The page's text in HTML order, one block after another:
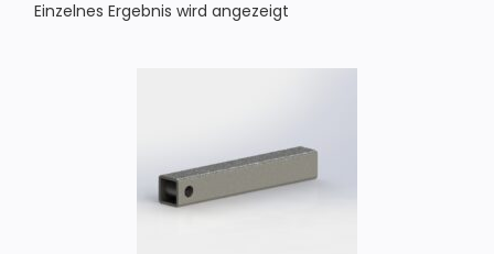
Einzelnes Ergebnis wird angezeigt